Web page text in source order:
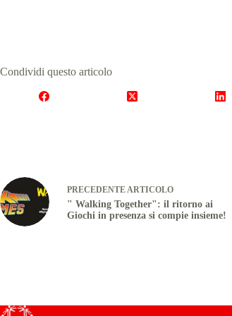
Condividi questo articolo
PRECEDENTE ARTICOLO
" Walking Together": il ritorno ai
Giochi in presenza si compie insieme!